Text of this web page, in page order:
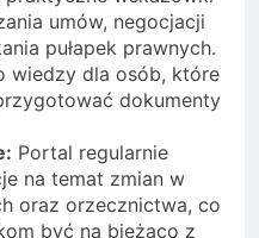
umów, negocjacji
pułapek prawnych.
wiedzy dla osób, które
dokumenty
Portal regularnie
na temat zmian w
oraz orzecznictwa, co
być na bieżąco z